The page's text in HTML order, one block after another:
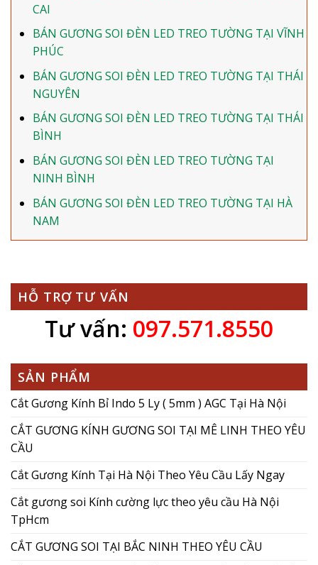
CAI
BÁN GƯƠNG SOI ĐÈN LED TREO TƯỜNG TẠI VĨNH
PHÚC
BÁN GƯƠNG SOI ĐÈN LED TREO TƯỜNG TẠI THÁI
NGUYÊN
BÁN GƯƠNG SOI ĐÈN LED TREO TƯỜNG TẠI THÁI
BÌNH
BÁN GƯƠNG SOI ĐÈN LED TREO TƯỜNG TẠI
NINH BÌNH
BÁN GƯƠNG SOI ĐÈN LED TREO TƯỜNG TẠI HÀ
NAM
HỖ TRỢ TƯ VẤN
Tư vấn: 097.571.8550
SẢN PHẨM
Cắt Gương Kính Bỉ Indo 5 Ly ( 5mm ) AGC Tại Hà Nội
CẮT GƯƠNG KÍNH GƯƠNG SOI TẠI MÊ LINH THEO YÊU
CẦU
Cắt Gương Kính Tại Hà Nội Theo Yêu Cầu Lấy Ngay
Cắt gương soi Kính cường lực theo yêu cầu Hà Nội
TpHcm
CẮT GƯƠNG SOI TẠI BẮC NINH THEO YÊU CẦU